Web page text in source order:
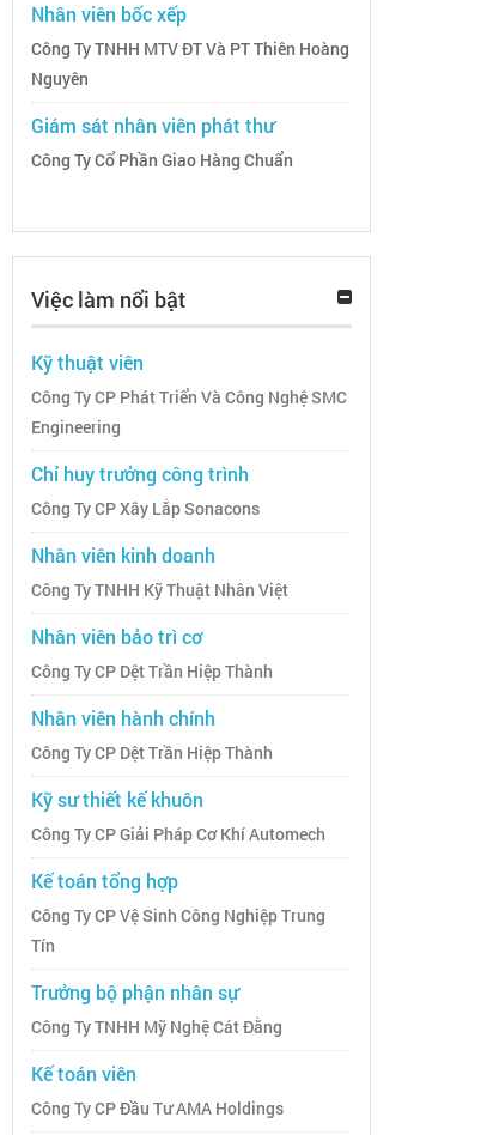
Nhân viên bốc xếp
Công Ty TNHH MTV ĐT Và PT Thiên Hoàng
Nguyên
Giám sát nhân viên phát thư
Công Ty Cổ Phần Giao Hàng Chuẩn
Việc làm nổi bật
Kỹ thuật viên
Công Ty CP Phát Triển Và Công Nghệ SMC
Engineering
Chỉ huy trưởng công trình
Công Ty CP Xây Lắp Sonacons
Nhân viên kinh doanh
Công Ty TNHH Kỹ Thuật Nhân Việt
Nhân viên bảo trì cơ
Công Ty CP Dệt Trần Hiệp Thành
Nhân viên hành chính
Công Ty CP Dệt Trần Hiệp Thành
Kỹ sư thiết kế khuôn
Công Ty CP Giải Pháp Cơ Khí Automech
Kế toán tổng hợp
Công Ty CP Vệ Sinh Công Nghiệp Trung
Tín
Trưởng bộ phận nhân sự
Công Ty TNHH Mỹ Nghệ Cát Đằng
Kế toán viên
Công Ty CP Đầu Tư AMA Holdings